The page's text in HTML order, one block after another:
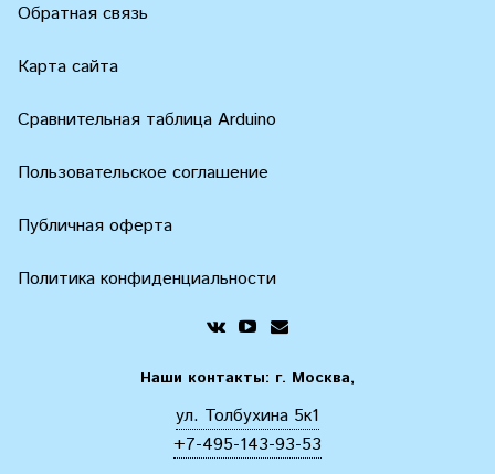
Обратная связь
Карта сайта
Сравнительная таблица Arduino
Пользовательское соглашение
Публичная оферта
Политика конфиденциальности
Наши контакты: г. Москва,
ул. Толбухина 5к1
+7-495-143-93-53